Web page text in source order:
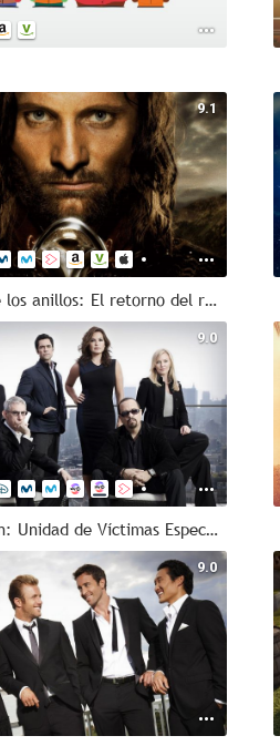
9.1
El señor de los anillos: El retorno del rey
9.0
Ley y orden: Unidad de Víctimas Especiales
9.0